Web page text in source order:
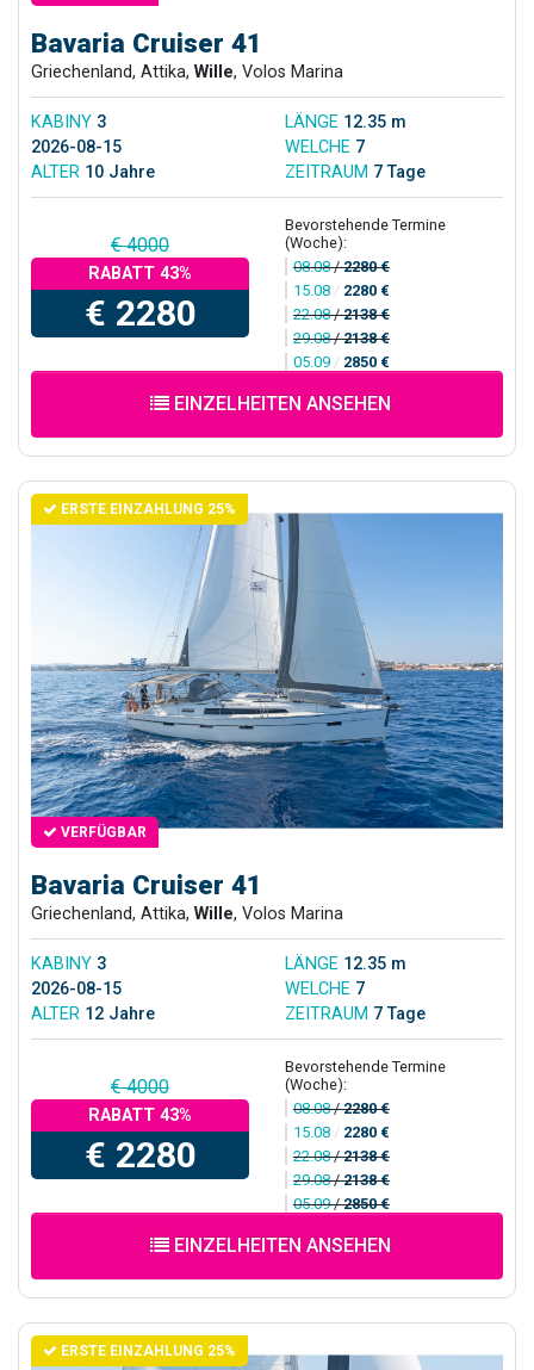
Bavaria Cruiser 41
Griechenland, Attika, Wille, Volos Marina
KABINY 3 LÄNGE 12.35 m
2026-08-15
WELCHE 7
ALTER 10 Jahre ZEITRAUM 7 Tage
€ 4000
RABATT 43%
€ 2280
Bevorstehende Termine
(Woche):
08.08/2280 €
15.08 / 2280 €
22.08/2138 €
29.08/2138 €
05.09 / 2850 €
EINZELHEITEN ANSEHEN
ERSTE EINZAHLUNG 25%
VERFÜGBAR
Bavaria Cruiser 41
Griechenland, Attika, Wille, Volos Marina
KABINY 3 LÄNGE 12.35 m
2026-08-15
WELCHE 7
ALTER 12 Jahre ZEITRAUM 7 Tage
€ 4000
RABATT 43%
€ 2280
Bevorstehende Termine
(Woche):
08.08/2280 €
15.08 / 2280 €
22.08/2138 €
29.08/2138 €
05.09/2850 €
EINZELHEITEN ANSEHEN
ERSTE EINZAHLUNG 25%